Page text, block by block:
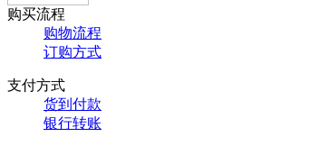
购买流程
购物流程
订购方式
支付方式
货到付款
银行转账